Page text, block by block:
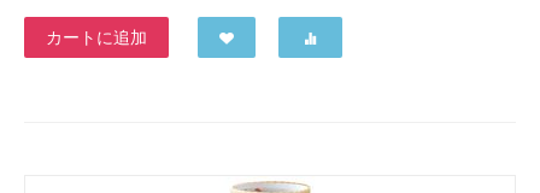
カートに追加